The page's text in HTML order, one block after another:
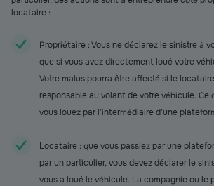
locataire :
Propriétaire : Vous ne déclarez le sinistre à
que si vous avez directement loué votre
Votre malus pourra être affecté si le
responsable au volant de votre véhicule. Ce
vous louez par l’intermédiaire d’une
Locataire : que vous passiez par une
par un particulier, vous devez déclarer le
vous a loué le véhicule. La compagnie ou le